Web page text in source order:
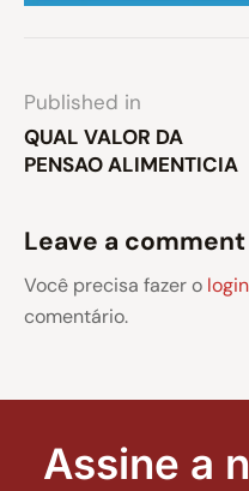
Published in
QUAL VALOR DA
PENSAO ALIMENTICIA
Leave a comment
Você precisa fazer o login
comentário.
Assine a